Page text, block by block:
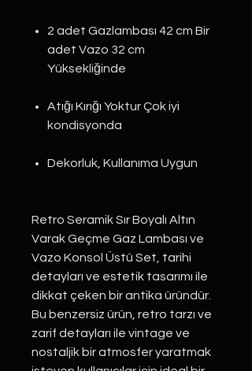
2 adet Gazlambası 42 cm Bir
adet Vazo 32 cm
Yüksekliğinde
Atığı Kırığı Yoktur Çok iyi
kondisyonda
Dekorluk, Kullanıma Uygun
Retro Seramik Sır Boyalı Altın
Varak Geçme Gaz Lambası ve
Vazo Konsol Üstü Set, tarihi
detayları ve estetik tasarımı ile
dikkat çeken bir antika üründür.
Bu benzersiz ürün, retro tarzı ve
zarif detayları ile vintage ve
nostaljik bir atmosfer yaratmak